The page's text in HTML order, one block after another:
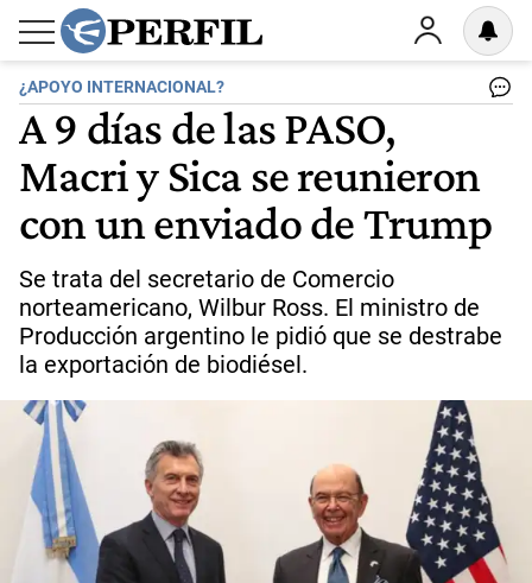
¿APOYO INTERNACIONAL?
A 9 días de las PASO,
Macri y Sica se reunieron
con un enviado de Trump
Se trata del secretario de Comercio
norteamericano, Wilbur Ross. El ministro de
Producción argentino le pidió que se destrabe
la exportación de biodiésel.